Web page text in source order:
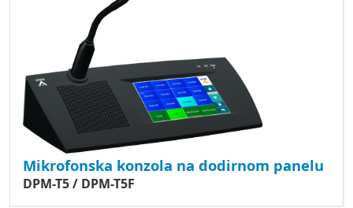
Mikrofonska konzola na dodirnom panelu
DPM-T5 / DPM-T5F